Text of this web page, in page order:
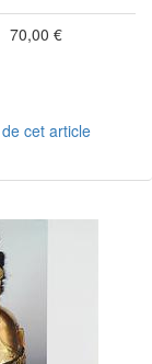
70,00 €
cet article